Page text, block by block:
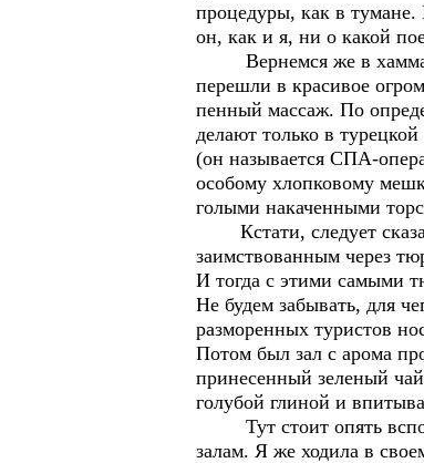
процедуры, как в
он, как и я, ни о какой
Вернемся же в
перешли в красивое
пенный массаж. По
делают только в
(он называется СПА-
особому хлопковому
голыми накаченными
Кстати, следует
заимствованным через
И тогда с этими самыми
Не будем забывать, для
разморенных туристов
Потом был зал с арома
принесенный зеленый
голубой глиной и
Тут стоит опять
залам. Я же ходила в